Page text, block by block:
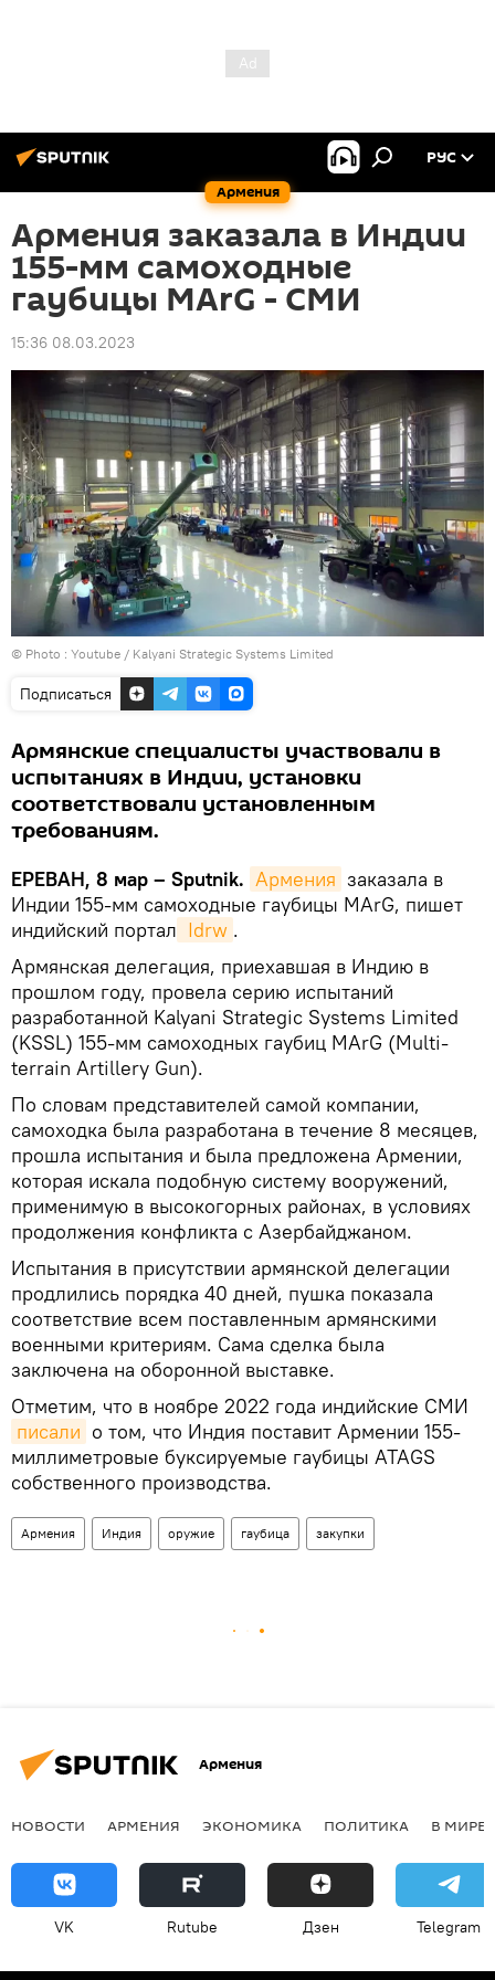
Армения
РУС
Армения заказала в Индии
155-мм самоходные
гаубицы MArG - СМИ
15:36 08.03.2023
© Photo : Youtube / Kalyani Strategic Systems Limited
Подписаться
Армянские специалисты участвовали в
испытаниях в Индии, установки
соответствовали установленным
требованиям.
ЕРЕВАН, 8 мар – Sputnik. Армения заказала в
Индии 155-мм самоходные гаубицы MArG, пишет
индийский портал Idrw .
Армянская делегация, приехавшая в Индию в
прошлом году, провела серию испытаний
разработанной Kalyani Strategic Systems Limited
(KSSL) 155-мм самоходных гаубиц MArG (Multi-
terrain Artillery Gun).
По словам представителей самой компании,
самоходка была разработана в течение 8 месяцев,
прошла испытания и была предложена Армении,
которая искала подобную систему вооружений,
применимую в высокогорных районах, в условиях
продолжения конфликта с Азербайджаном.
Испытания в присутствии армянской делегации
продлились порядка 40 дней, пушка показала
соответствие всем поставленным армянскими
военными критериям. Сама сделка была
заключена на оборонной выставке.
Отметим, что в ноябре 2022 года индийские СМИ
писали о том, что Индия поставит Армении 155-
миллиметровые буксируемые гаубицы ATAGS
собственного производства.
Армения Индия оружие гаубица закупки
Армения
НОВОСТИ АРМЕНИЯ ЭКОНОМИКА ПОЛИТИКА В МИРЕ
VK Rutube Дзен Telegram